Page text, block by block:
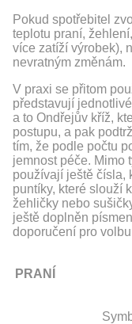
Pokud spotřebitel
teplotu praní,
více zatíží výrobek),
nevratným změnám.
V praxi se přitom
představují
a to Ondřejův kříž,
postupu, a pak
tím, že podle počtu
jemnost péče. Mimo
používají ještě čísla,
puntíky, které slouží
žehličky nebo
ještě doplněn
doporučení pro
PRANÍ